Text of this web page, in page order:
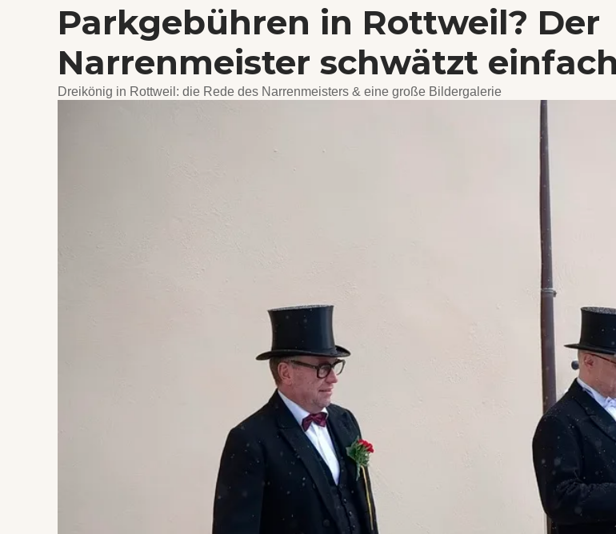
Parkgebühren in Rottweil? Der
Narrenmeister schwätzt
Dreikönig in Rottweil: die Rede des Narrenmeisters & eine große Bildergalerie